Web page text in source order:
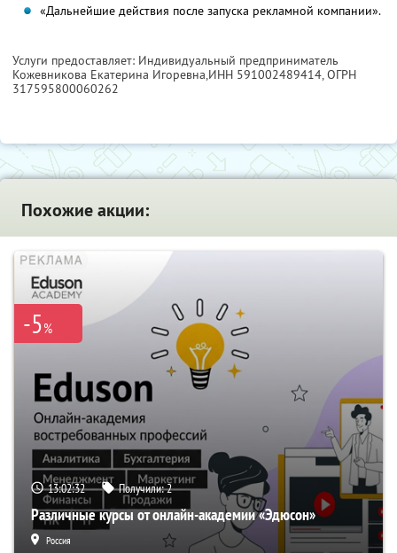
«Дальнейшие действия после запуска рекламной компании».
Услуги предоставляет: Индивидуальный предприниматель
Кожевникова Екатерина Игоревна,ИНН 591002489414, ОГРН
317595800060262
Похожие акции:
-5%
13:02:31 Получили:2
Различные курсы от онлайн-академии «Эдюсон»
Россия